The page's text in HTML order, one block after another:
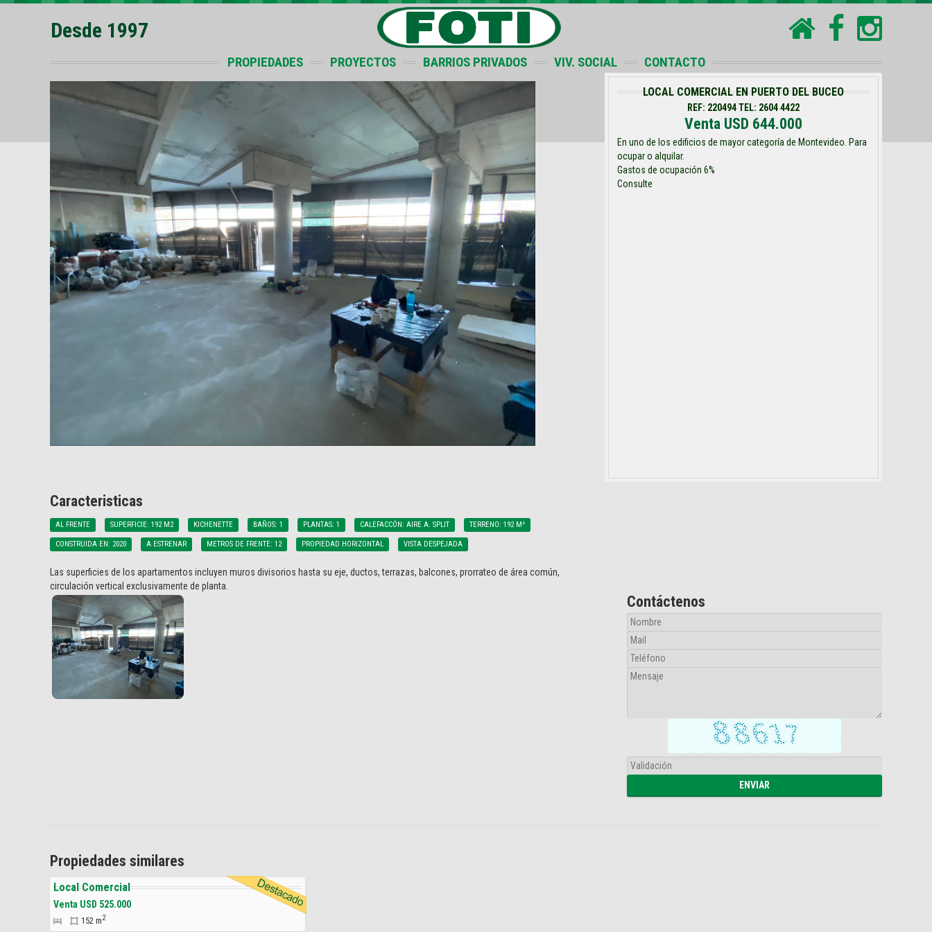
Desde 1997
PROPIEDADES PROYECTOS BARRIOS PRIVADOS VIV. SOCIAL CONTACTO
LOCAL COMERCIAL EN PUERTO DEL BUCEO
REF: 220494 TEL: 2604 4422
Venta USD 644.000
En uno de los edificios de mayor categoría de Montevideo. Para
ocupar o alquilar.
Gastos de ocupación 6%
Consulte
Caracteristicas
AL FRENTE SUPERFICIE: 192 M2 KICHENETTE BAÑOS: 1 PLANTAS: 1 CALEFACCÓN: AIRE A. SPLIT TERRENO: 192 M²
CONSTRUIDA EN: 2020 A ESTRENAR METROS DE FRENTE: 12 PROPIEDAD HORIZONTAL VISTA DESPEJADA
Las superficies de los apartamentos incluyen muros divisorios hasta su eje, ductos, terrazas, balcones, prorrateo de área común,
circulación vertical exclusivamente de planta.
Contáctenos
Propiedades similares
Local Comercial
Venta USD 525.000
152 m2